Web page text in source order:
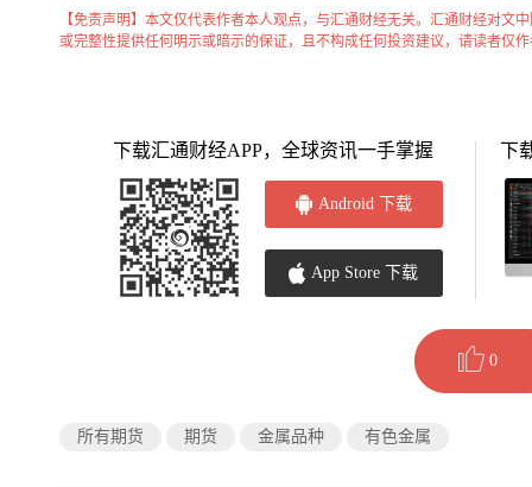
【免责声明】本文仅代表作者本人观点，与汇通财经无关。汇通财经对文
或完整性提供任何明示或暗示的保证，且不构成任何投资建议，请读者仅
下载汇通财经APP，全球资讯一手掌握
Android 下载
App Store 下载
下
0
所有期货 期货 金属品种 有色金属